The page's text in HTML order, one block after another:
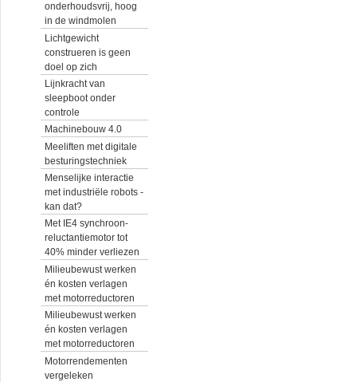
onderhoudsvrij, hoog
in de windmolen
Lichtgewicht
construeren is geen
doel op zich
Lijnkracht van
sleepboot onder
controle
Machinebouw 4.0
Meeliften met digitale
besturingstechniek
Menselijke interactie
met industriële robots -
kan dat?
Met IE4 synchroon-
reluctantiemotor tot
40% minder verliezen
Milieubewust werken
én kosten verlagen
met motorreductoren
Milieubewust werken
én kosten verlagen
met motorreductoren
Motorrendementen
vergeleken